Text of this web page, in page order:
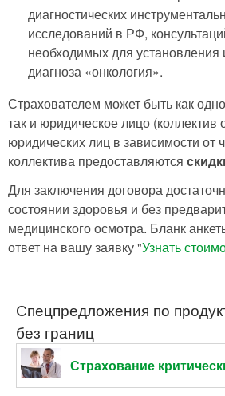
диагностических
исследований в РФ,
необходимых для
диагноза «онкология».
Страхователем может быть как
так и юридическое лицо (коллектив
юридических лиц в зависимости от
коллектива предоставляются
Для заключения договора
состоянии здоровья и без
медицинского осмотра. Бланк
ответ на вашу заявку "Узнать
Спецпредложения по
без границ
Страхование